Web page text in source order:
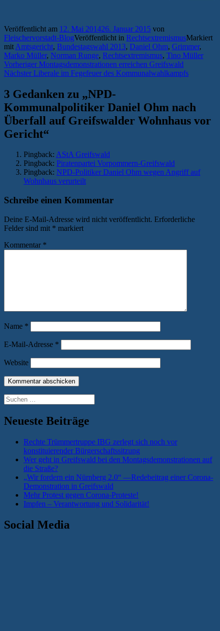
Veröffentlicht am 12. Mai 201426. Januar 2015 von
Fleischervorstadt-BlogVeröffentlicht in RechtsextremismusMarkiert
mit Amtsgericht, Bundestagswahl 2013, Daniel Ohm, Grimmer,
Marko Müller, Norman Runge, Rechtsextremismus, Tino Müller
Beitragsnavigation
Vorheriger Vorheriger
Beitrag:
Montagsdemonstrationen erreichen Greifswald
Nächster Nächster
Liberale im Fegefeuer des Kommunalwahlkampfs
3 Gedanken zu „NPD-
Kommunalpolitiker Daniel Ohm nach
Überfall auf Greifswalder Wohnhaus vor
Gericht“
Pingback: AStA Greifswald
Pingback: Piratenpartei Vorpommern-Greifswald
Pingback: NPD-Politiker Daniel Ohm wegen Angriff auf
Wohnhaus verurteilt
Schreibe einen Kommentar
Deine E-Mail-Adresse wird nicht veröffentlicht. Erforderliche
Felder sind mit * markiert
Kommentar *
Name *
E-Mail-Adresse *
Website
Suchen
nach:
Neueste Beiträge
Rechte Trümmertruppe IBG zerlegt sich noch vor
konstituierender Bürgerschaftssitzung
Wer geht in Greifswald bei den Montagsdemonstrationen auf
die Straße?
„Wir fordern ein Nürnberg 2.0“ —Redebeitrag einer Corona-
Demonstration in Greifswald
Mehr Protest gegen Corona-Proteste!
Impfen – Verantwortung und Solidarität!
Social Media